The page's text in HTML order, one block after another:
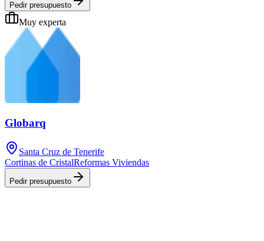
Pedir presupuesto
Muy experta
Globarq
Santa Cruz de Tenerife
Cortinas de CristalReformas Viviendas
Pedir presupuesto